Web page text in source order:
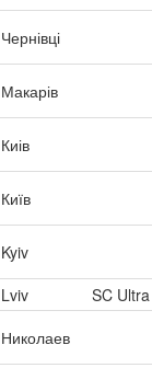
Чернівці
Макарів
Киів
Київ
Kyiv
Lviv
SC Ultra
Николаев